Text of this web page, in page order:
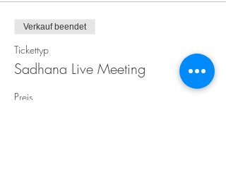
Verkauf beendet
Tickettyp
Sadhana Live Meeting
Preis